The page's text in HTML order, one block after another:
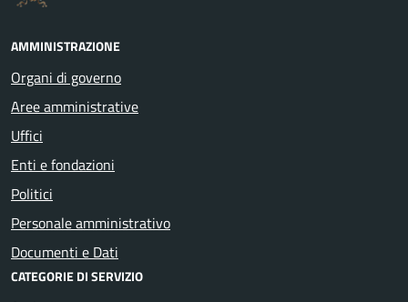
AMMINISTRAZIONE
Organi di governo
Aree amministrative
Uffici
Enti e fondazioni
Politici
Personale amministrativo
Documenti e Dati
CATEGORIE DI SERVIZIO